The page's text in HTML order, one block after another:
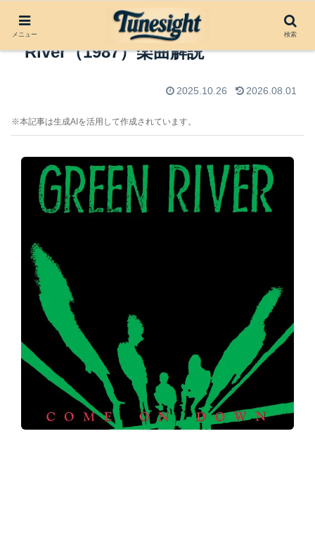
Ride of Your Life by Green
River（1987）楽曲解説
2025.10.26 2026.08.01
※本記事は生成AIを活用して作成されています。
メニュー 検索